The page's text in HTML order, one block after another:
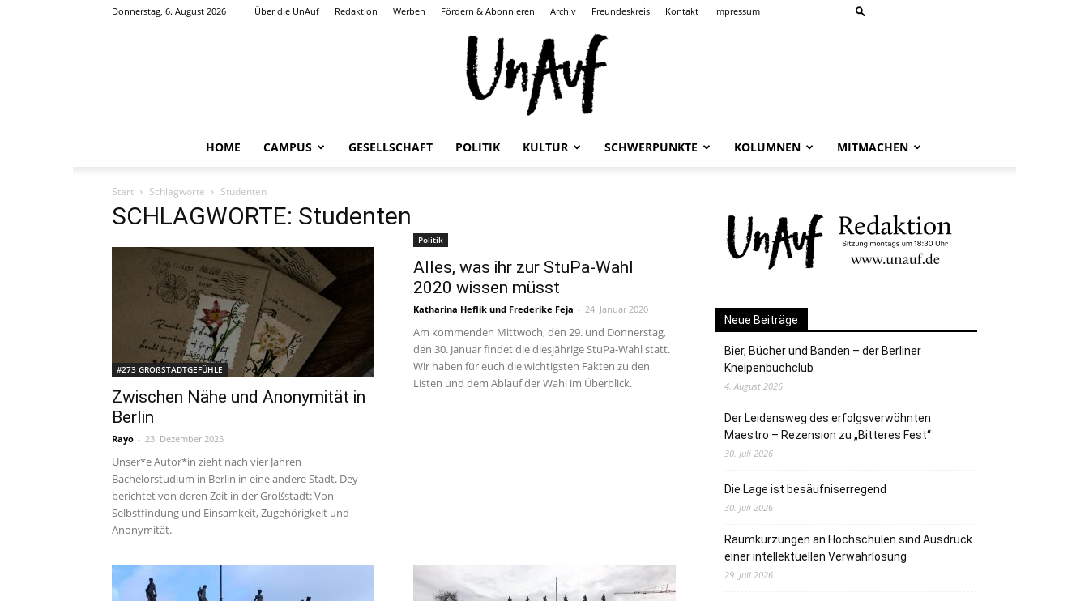
Donnerstag, 6. August 2026 Über die UnAuf Redaktion Werben Fördern & Abonnieren Archiv Freundeskreis Kontakt Impressum
ONLINE
|
HOME CAMPUS GESELLSCHAFT POLITIK KULTUR SCHWERPUNKTE KOLUMNEN MITMACHEN
Start Schlagworte Studenten
SCHLAGWORTE: Studenten
#273 GROßSTADTGEFÜHLE
Zwischen Nähe und Anonymität in
Berlin
Rayo - 23. Dezember 2025
Unser*e Autor*in zieht nach vier Jahren
Bachelorstudium in Berlin in eine andere Stadt. Dey
berichtet von deren Zeit in der Großstadt: Von
Selbstfindung und Einsamkeit, Zugehörigkeit und
Anonymität.
Politik
Alles, was ihr zur StuPa-Wahl
2020 wissen müsst
Katharina Heflik und Frederike Feja - 24. Januar 2020
Am kommenden Mittwoch, den 29. und Donnerstag,
den 30. Januar findet die diesjährige StuPa-Wahl statt.
Wir haben für euch die wichtigsten Fakten zu den
Listen und dem Ablauf der Wahl im Überblick.
Neue Beiträge
Bier, Bücher und Banden – der Berliner
Kneipenbuchclub
4. August 2026
Der Leidensweg des erfolgsverwöhnten
Maestro – Rezension zu „Bitteres Fest“
30. Juli 2026
Die Lage ist besäufniserregend
30. Juli 2026
Raumkürzungen an Hochschulen sind Ausdruck
einer intellektuellen Verwahrlosung
29. Juli 2026